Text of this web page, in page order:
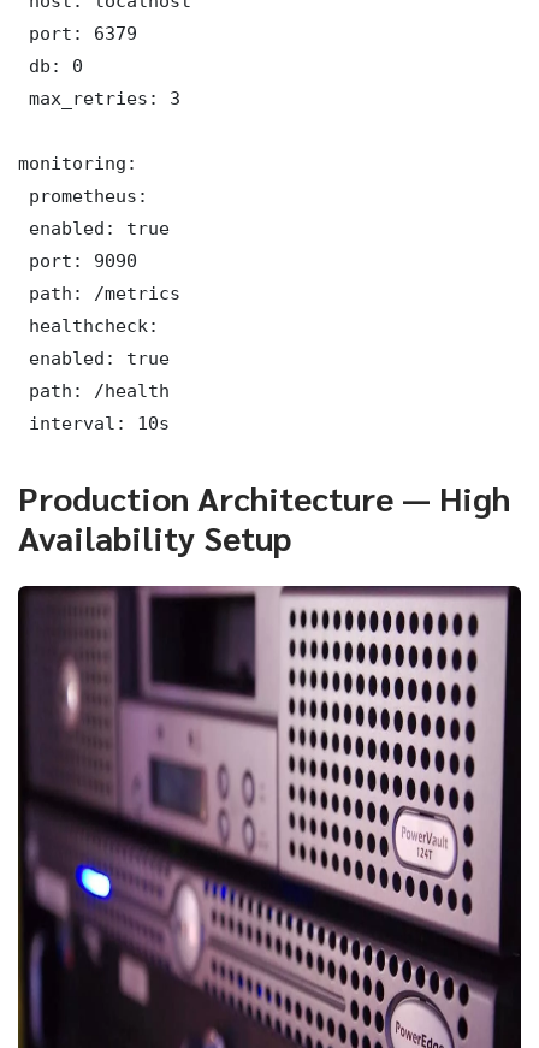
port: 6379
db: 0
max_retries: 3
monitoring:
prometheus:
enabled: true
port: 9090
path: /metrics
healthcheck:
enabled: true
path: /health
interval: 10s
Production Architecture — High
Availability Setup